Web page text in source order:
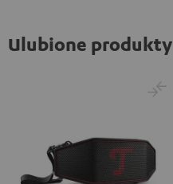
Ulubione produkty